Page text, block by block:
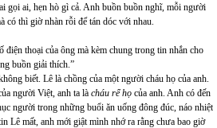
gọi ai, hẹn hò gì cả. Anh buồn buồn nghĩ, mỗi người
có thì giờ nhàn rỗi để tán dóc với nhau.
điện thoại của ông mà kèm chung trong tin nhắn cho
buồn giải thích.”
biết. Lê là chồng của một người cháu họ của anh.
người Việt, anh ta là cháu rể họ của anh. Anh có đến
người trong những buổi ăn uống đông đúc, náo nhiệt
Lê mất, anh mới giật mình nhớ ra rằng chưa bao giờ